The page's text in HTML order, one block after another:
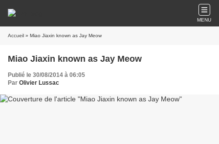
MENU
Accueil » Miao Jiaxin known as Jay Meow
Miao Jiaxin known as Jay Meow
Publié le 30/08/2014 à 06:05
Par Olivier Lussac